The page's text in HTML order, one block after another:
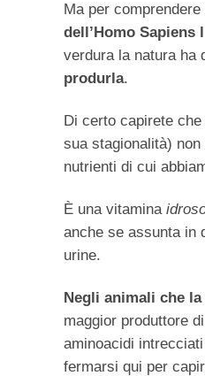
Ma per
dell’Homo Sapiens
verdura la natura ha
produrla.
Di certo capirete
sua stagionalità)
nutrienti di cui
È una vitamina
anche se assunta in
urine.
Negli animali che
maggior produttore di
aminoacidi
fermarsi qui per